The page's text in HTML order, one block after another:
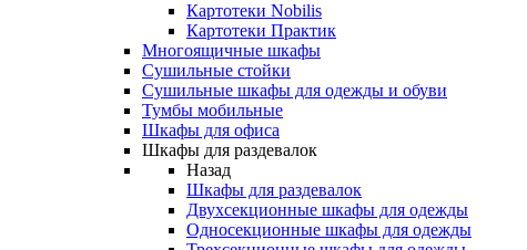
Картотеки Nobilis
Картотеки Практик
Многоящичные шкафы
Сушильные стойки
Сушильные шкафы для одежды и обуви
Тумбы мобильные
Шкафы для офиса
Шкафы для раздевалок
Назад
Шкафы для раздевалок
Двухсекционные шкафы для одежды
Односекционные шкафы для одежды